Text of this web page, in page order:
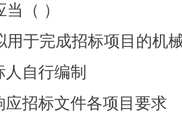
（ ）
用于完成招标项目的机
自行编制
应招标文件各项目要求